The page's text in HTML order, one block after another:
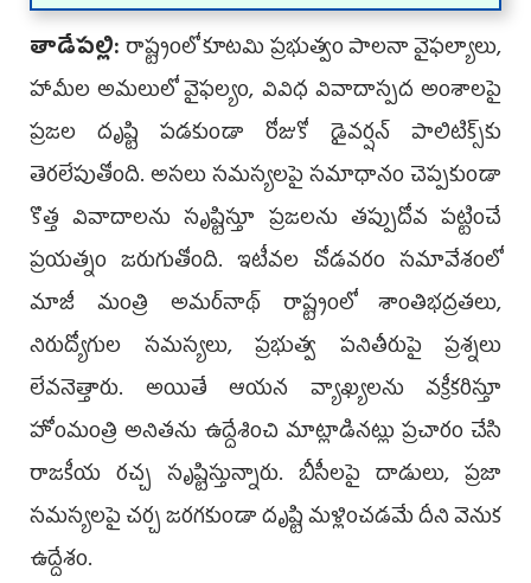
తాడేప‌ల్లి:రాష్ట్రంలో కూటమి ప్రభుత్వం పాలనా వైఫల్యాలు,
హామీల అమలులో వైఫల్యం, వివిధ వివాదాస్పద అంశాలపై
ప్రజల దృష్టి పడకుండా రోజుకో డైవర్షన్ పాలిటిక్స్‌కు
తెరలేపుతోంది. అసలు సమస్యలపై సమాధానం చెప్పకుండా
కొత్త వివాదాలను సృష్టిస్తూ ప్రజలను తప్పుదోవ పట్టించే
ప్రయత్నం జరుగుతోంది. ఇటీవల చోడవరం సమావేశంలో
మాజీ మంత్రి అమర్‌నాథ్ రాష్ట్రంలో శాంతిభద్రతలు,
నిరుద్యోగుల సమస్యలు, ప్రభుత్వ పనితీరుపై ప్రశ్నలు
లేవనెత్తారు. అయితే ఆయన వ్యాఖ్యలను వక్రీకరిస్తూ
హోంమంత్రి అనితను ఉద్దేశించి మాట్లాడినట్లు ప్రచారం చేసి
రాజకీయ రచ్చ సృష్టిస్తున్నారు. బీసీలపై దాడులు, ప్రజా
సమస్యలపై చర్చ జరగకుండా దృష్టి మళ్లించడమే దీని వెనుక
ఉద్దేశం.